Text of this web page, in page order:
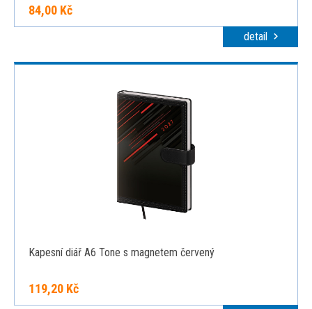
84,00 Kč
detail
Kapesní diář A6 Tone s magnetem červený
119,20 Kč